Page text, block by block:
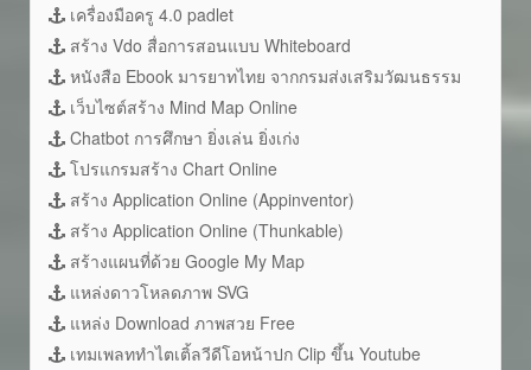
เครื่องมือครู 4.0 padlet
สร้าง Vdo สื่อการสอนแบบ Whiteboard
หนังสือ Ebook มารยาทไทย จากกรมส่งเสริมวัฒนธรรม
เว็บไซต์สร้าง Mind Map Online
Chatbot การศึกษา ยิ่งเล่น ยิ่งเก่ง
โปรแกรมสร้าง Chart Online
สร้าง Application Online (Appinventor)
สร้าง Application Online (Thunkable)
สร้างแผนที่ด้วย Google My Map
แหล่งดาวโหลดภาพ SVG
แหล่ง Download ภาพสวย Free
เทมเพลททำไตเติ้ลวีดีโอหน้าปก Clip ขึ้น Youtube